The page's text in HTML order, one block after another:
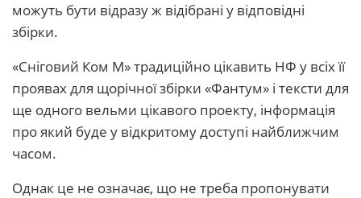
можуть бути відразу ж відібрані у відповідні
збірки.
«Сніговий Ком М» традиційно цікавить НФ у всіх її
проявах для щорічної збірки «Фантум» і тексти для
ще одного вельми цікавого проекту, інформація
про який буде у відкритому доступі найближчим
часом.
Однак це не означає, що не треба пропонувати